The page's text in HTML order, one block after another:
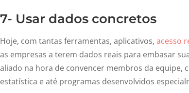
7- Usar dados concretos
Hoje, com tantas ferramentas, aplicativos, acesso
as empresas a terem dados reais para embasar
aliado na hora de convencer membros da equipe,
estatística e até programas desenvolvidos